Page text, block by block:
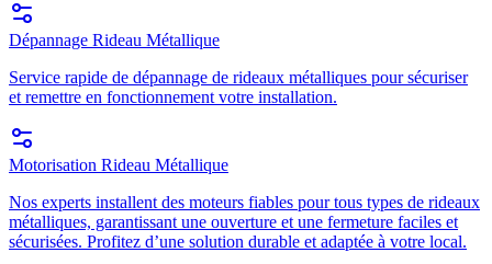
Dépannage Rideau Métallique
Service rapide de dépannage de rideaux métalliques pour sécuriser
et remettre en fonctionnement votre installation.
Motorisation Rideau Métallique
Nos experts installent des moteurs fiables pour tous types de rideaux
métalliques, garantissant une ouverture et une fermeture faciles et
sécurisées. Profitez d’une solution durable et adaptée à votre local.